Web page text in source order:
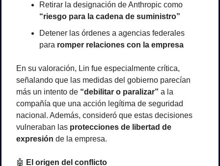
“riesgo para la cadena de suministro”
Detener las órdenes a agencias federales
para romper relaciones con la empresa
En su valoración, Lin fue especialmente crítica,
señalando que las medidas del gobierno parecían
más un intento de “debilitar o paralizar” a la
compañía que una acción legítima de seguridad
nacional. Además, consideró que estas decisiones
vulneraban las protecciones de libertad de
expresión de la empresa.
🤖 El origen del conflicto